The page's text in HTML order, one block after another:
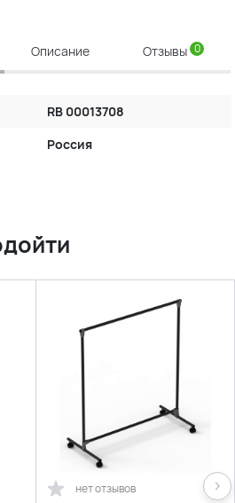
Описание Отзывы 0
RB 00013708
Россия
нет отзывов